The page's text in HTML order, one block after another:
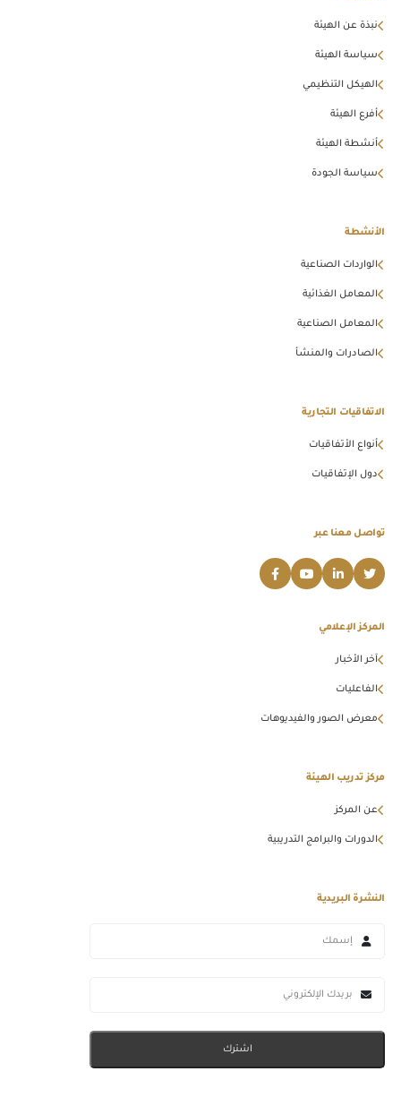
نبذة عن الهيئة
سياسة الهيئة
الهيكل التنظيمي
أفرع الهيئة
أنشطة الهيئة
سياسة الجودة
الأنشطة
الواردات الصناعية
المعامل الغذائية
المعامل الصناعية
الصادرات والمنشأ
الاتفاقيات التجارية
أنواع الأتفاقيات
دول الإتفاقيات
تواصل معنا عبر
المركز الإعلامي
آخر الأخبار
الفاعليات
معرض الصور والفيديوهات
مركز تدريب الهيئة
عن المركز
الدورات والبرامج التدريبية
النشرة البريدية
اشترك